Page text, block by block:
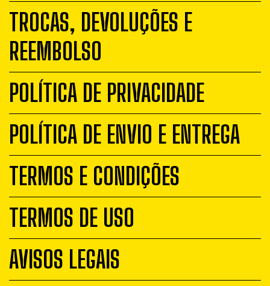
TROCAS, DEVOLUÇÕES E
REEMBOLSO
POLÍTICA DE PRIVACIDADE
POLÍTICA DE ENVIO E ENTREGA
TERMOS E CONDIÇÕES
TERMOS DE USO
AVISOS LEGAIS